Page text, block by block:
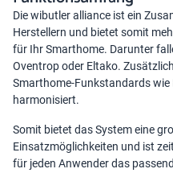
Die wibutler alliance ist ein
Herstellern und bietet somit
für Ihr Smarthome. Darunter
Oventrop oder Eltako.
Smarthome-Funkstandards wie
harmonisiert.
Somit bietet das System eine
Einsatzmöglichkeiten und ist
für jeden Anwender das